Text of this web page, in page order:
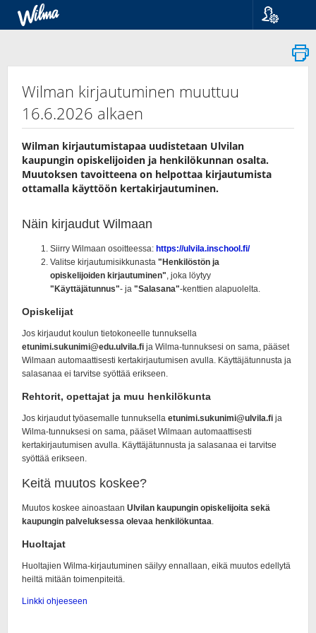
Suomi
Svenska
Wilman kirjautuminen muuttuu
16.6.2026 alkaen
Wilman kirjautumistapaa uudistetaan Ulvilan
kaupungin opiskelijoiden ja henkilökunnan osalta.
Muutoksen tavoitteena on helpottaa kirjautumista
ottamalla käyttöön kertakirjautuminen.